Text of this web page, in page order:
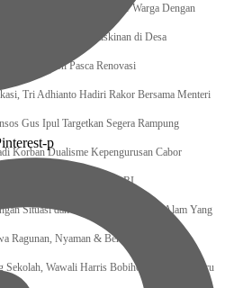
Sarana Komunikasi Antar Warga Dengan
Pengentasan Kemiskinan di Desa
17 Stadion Pasca Renovasi
Tri Adhianto Hadiri Rakor Bersama Menteri
Gus Ipul Targetkan Segera Rampung
Korban Dualisme Kepengurusan Cabor
Meeting Bersama BPK RI
Situasi dan Penanganan Bencana Alam Yang
Ragunan, Nyaman & Bersih di Kunjungi
Sekolah, Wawali Harris Bobihoe : Tonggak Baru
p